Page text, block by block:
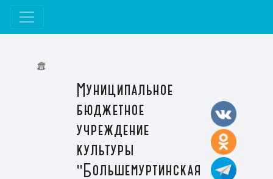
Муниципальное
бюджетное
учреждение
культуры
"Большемуртинская